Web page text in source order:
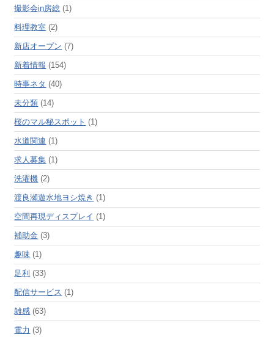
撮影会in房総 (1)
料理教室 (2)
新店オープン (7)
新着情報 (154)
時事ネタ (40)
未分類 (14)
桜のマル秘スポット (1)
水道関連 (1)
求人募集 (1)
洗濯機 (2)
渡良瀬遊水地ヨシ焼き (1)
空間再現ディスプレイ (1)
補助金 (3)
趣味 (1)
足利 (33)
配信サービス (1)
雑感 (63)
電力 (3)